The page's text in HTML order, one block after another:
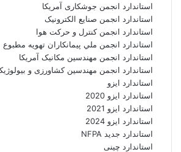
استاندارد انجمن جوشکاری آمریکا
استاندارد انجمن صنايع الکترونيک
استاندارد انجمن کنترل و حرکت هوا
استاندارد انجمن ملي پيمانکاران تهويه مطبوع
استاندارد انجمن مهندسين مکانيک آمريکا
استاندارد انجمن مهندسین کشاورزی و
استاندارد ایزو
استاندارد ایزو 2020
استاندارد ایزو 2021
استاندارد ایزو 2024
استاندارد جدید NFPA
استاندارد چینی